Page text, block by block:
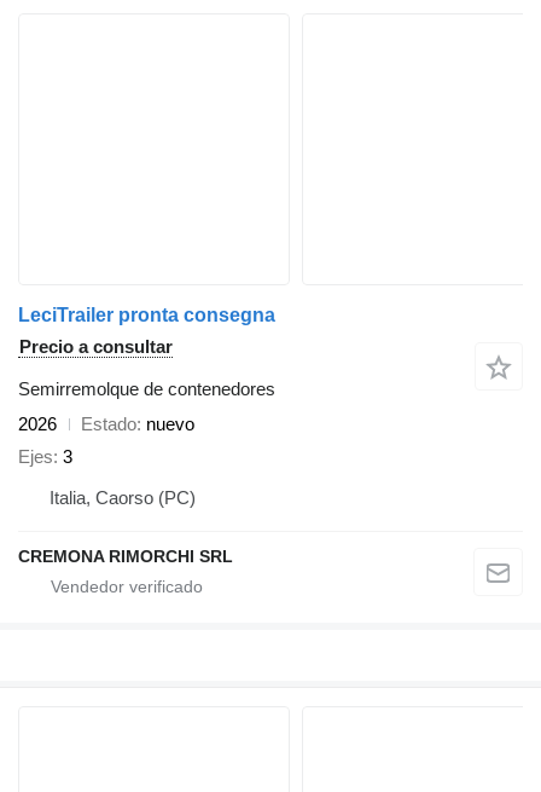
LeciTrailer pronta consegna
Precio a consultar
Semirremolque de contenedores
2026
Estado nuevo
Ejes 3
Italia, Caorso (PC)
CREMONA RIMORCHI SRL